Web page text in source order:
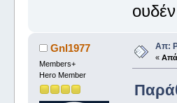
Gnl1977
Members+
Hero Member
Απ:
«